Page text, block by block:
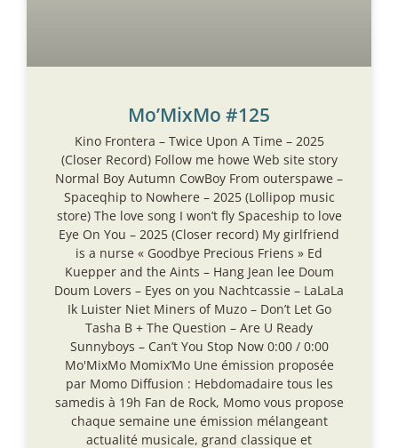
Mo’MixMo #125
Kino Frontera – Twice Upon A Time – 2025
(Closer Record) Follow me howe Web site story
Normal Boy Autumn CowBoy From outerspawe –
Spaceqhip to Nowhere – 2025 (Lollipop music
store) The love song I won’t fly Spaceship to love
Eye On You – 2025 (Closer record) My girlfriend
is a nurse « Goodbye Precious Friens » Ed
Kuepper and the Aints – Hang Jean lee Doum
Doum Lovers – Eyes on you Nachtcassie – LaLaLa
Ik Luister Niet Miners of Muzo – Don’t Let Go
Tasha B + The Question – Are U Ready
Sunnyboys – Can’t You Stop Now 0:00 / 0:00
Mo'MixMo Momix’Mo Une émission proposée
par Momo Diffusion : Hebdomadaire tous les
samedis à 19h Fan de Rock, Momo vous propose
chaque semaine une émission mélangeant
actualité musicale, grand classique et